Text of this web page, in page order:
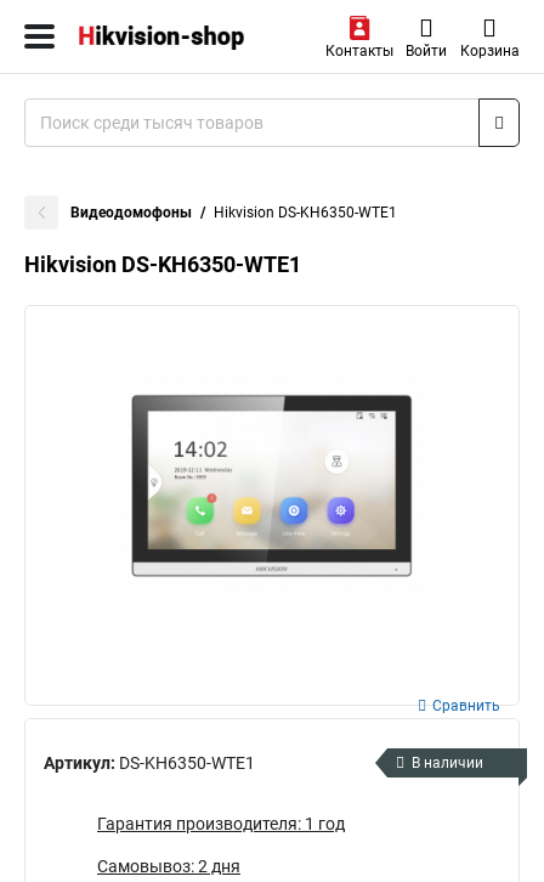
Контакты Войти Корзина
Видеодомофоны Hikvision DS-KH6350-WTE1
Hikvision DS-KH6350-WTE1
Артикул: DS-KH6350-WTE1
Сравнить
В наличии
Гарантия производителя: 1 год
Самовывоз: 2 дня